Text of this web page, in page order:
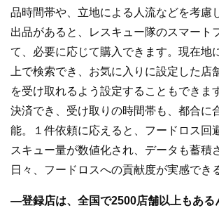
品時間帯や、立地による人流などを考慮
出品があると、レスキュー隊のスマート
て、必要に応じて購入できます。現在地
上で検索でき、お気に入りに設定した店
を受け取れるよう設定することもできま
決済でき、受け取りの時間帯も、都合に
能。１件依頼に応えると、フードロス回
スキュー量が数値化され、データも蓄積
日々、フードロスへの貢献度が実感でき
―登録店は、全国で2500店舗以上もある